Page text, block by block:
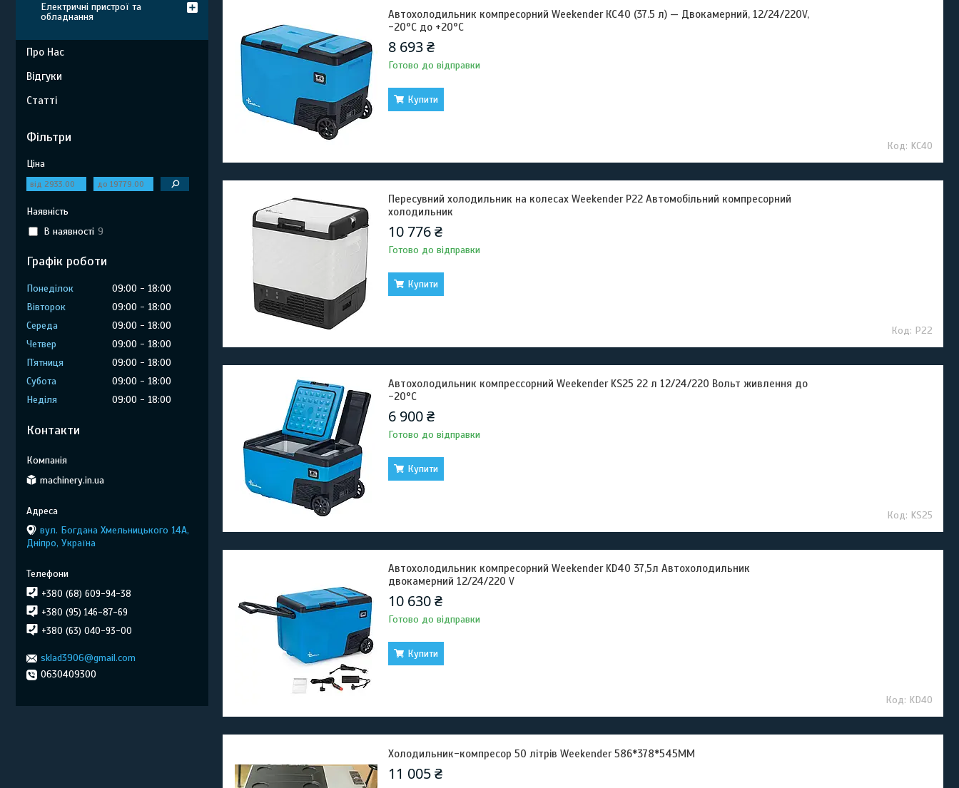
Автохолодильник компресорний Weekender КС40 (37.5 л) — Двокамерний, 12/24/220V,
-20°C до +20°C
8 693 ₴
Готово до відправки
Купити
KC40
Пересувний холодильник на колесах Weekender P22 Автомобільний компресорний
холодильник
10 776 ₴
Готово до відправки
Купити
P22
Автохолодильник компрессорний Weekender KS25 22 л 12/24/220 Вольт живлення до
-20°C
6 900 ₴
Готово до відправки
Купити
KS25
Автохолодильник компресорний Weekender KD40 37,5л Автохолодильник
двокамерний 12/24/220 V
10 630 ₴
Готово до відправки
Купити
KD40
Холодильник-компресор 50 літрів Weekender 586*378*545MM
11 005 ₴
Електричні пристрої та
обладнання
Про Нас
Відгуки
Статті
Фільтри
Ціна
Наявність
В наявності 9
Графік роботи
Понеділок 09:00
18:00
Вівторок
09:00
18:00
Середа
09:00
18:00
Четвер
09:00
18:00
Пʼятниця
09:00
18:00
Субота
09:00
18:00
Неділя
09:00 18:00
Контакти
machinery.in.ua
вул. Богдана Хмельницького 14А,
Дніпро, Україна
+380 (68) 609-94-38
+380 (95) 146-87-69
+380 (63) 040-93-00
sklad3906@gmail.com
0630409300